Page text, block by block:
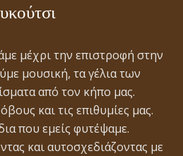
μέχρι την επιστροφή στην
μουσική, τα γέλια των
από τον κήπο μας.
και τις επιθυμίες μας.
που εμείς φυτέψαμε.
και αυτοσχεδιάζοντας με